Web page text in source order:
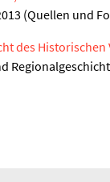
(Quellen und
des